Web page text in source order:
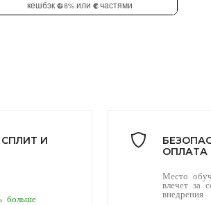
И
больше
ОПЛАТА
Место
влечет за
внедрения